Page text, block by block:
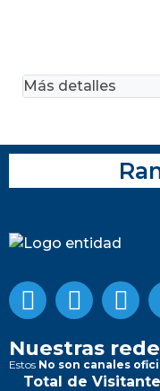
Más detalles
Nuestras
Estos No son canales
Total de